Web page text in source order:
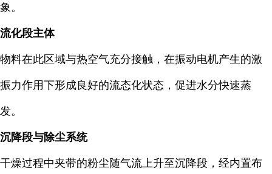
象。
流化段主体
物料在此区域与热空气充分接触，在振动电机产生的激
振力作用下形成良好的流态化状态，促进水分快速蒸
发。
沉降段与除尘系统
干燥过程中夹带的粉尘随气流上升至沉降段，经内置布